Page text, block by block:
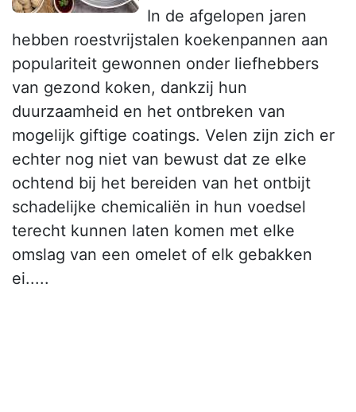
In de afgelopen jaren
hebben roestvrijstalen koekenpannen aan
populariteit gewonnen onder liefhebbers
van gezond koken, dankzij hun
duurzaamheid en het ontbreken van
mogelijk giftige coatings. Velen zijn zich er
echter nog niet van bewust dat ze elke
ochtend bij het bereiden van het ontbijt
schadelijke chemicaliën in hun voedsel
terecht kunnen laten komen met elke
omslag van een omelet of elk gebakken
ei.....